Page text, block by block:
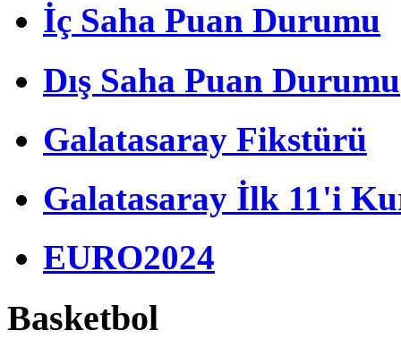
İç Saha Puan Durumu
Dış Saha Puan Durumu
Galatasaray Fikstürü
Galatasaray İlk 11'i
EURO2024
Basketbol